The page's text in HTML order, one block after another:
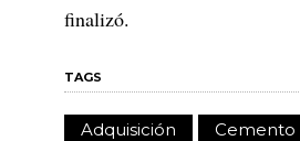
finalizó.
TAGS
Adquisición Cemento